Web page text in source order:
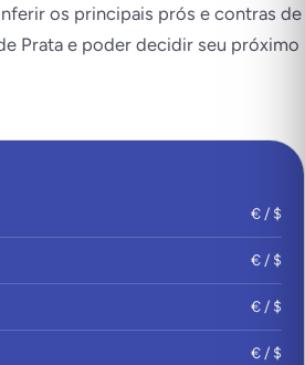
os principais prós e contras de
Prata e poder decidir seu próximo
€ / $
€ / $
€ / $
€ / $